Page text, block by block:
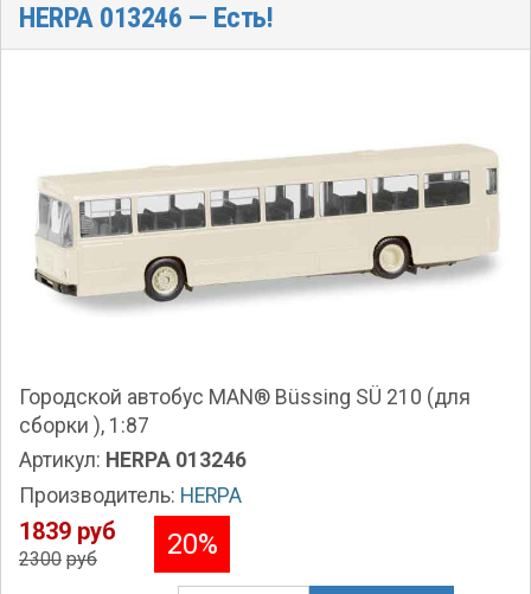
HERPA 013246 — Есть!
Городской автобус MAN® Büssing SÜ 210 (для
сборки ), 1:87
Артикул: HERPA 013246
Производитель: HERPA
1839 руб
2300 руб 20%